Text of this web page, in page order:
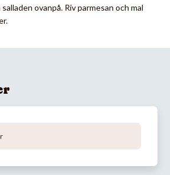
ovanpå. Riv parmesan och mal